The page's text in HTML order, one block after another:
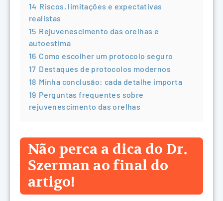
14 Riscos, limitações e expectativas
realistas
15 Rejuvenescimento das orelhas e
autoestima
16 Como escolher um protocolo seguro
17 Destaques de protocolos modernos
18 Minha conclusão: cada detalhe importa
19 Perguntas frequentes sobre
rejuvenescimento das orelhas
Não perca a dica do Dr.
Szerman ao final do
artigo!